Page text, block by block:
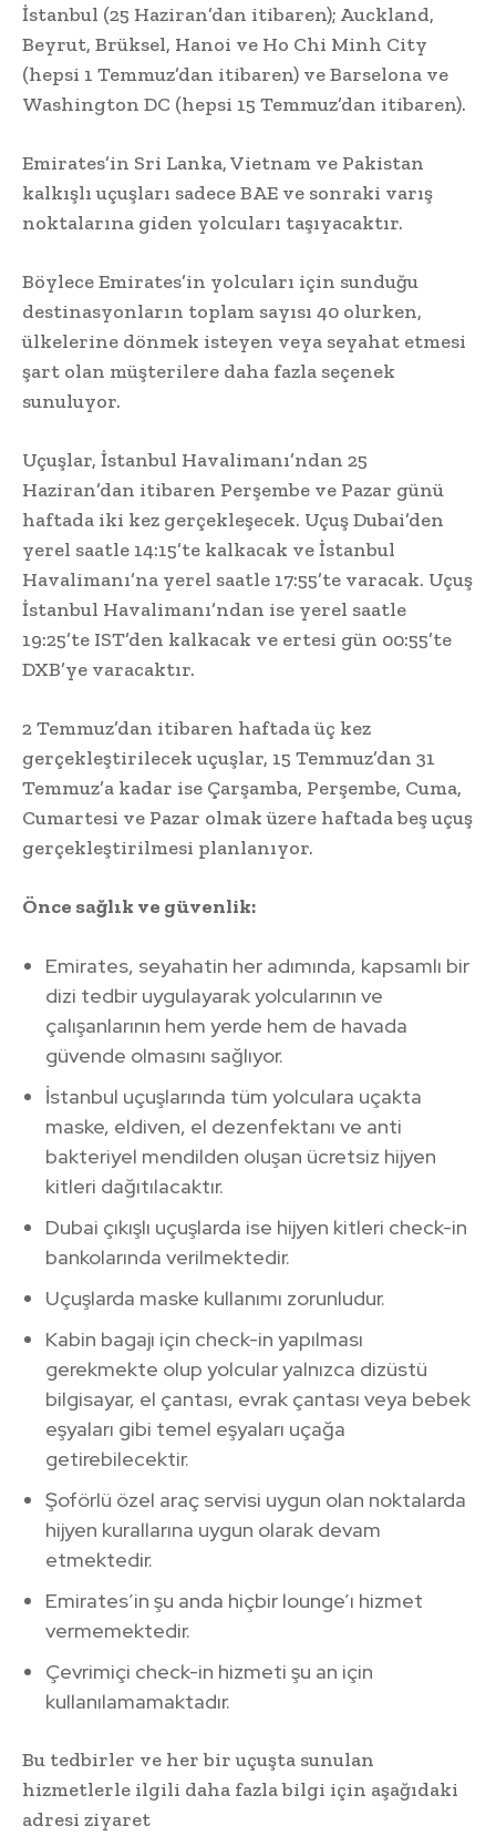
İstanbul (25 Haziran’dan itibaren); Auckland,
Beyrut, Brüksel, Hanoi ve Ho Chi Minh City
(hepsi 1 Temmuz’dan itibaren) ve Barselona ve
Washington DC (hepsi 15 Temmuz’dan itibaren).
Emirates’in Sri Lanka, Vietnam ve Pakistan
kalkışlı uçuşları sadece BAE ve sonraki varış
noktalarına giden yolcuları taşıyacaktır.
Böylece Emirates’in yolcuları için sunduğu
destinasyonların toplam sayısı 40 olurken,
ülkelerine dönmek isteyen veya seyahat etmesi
şart olan müşterilere daha fazla seçenek
sunuluyor.
Uçuşlar, İstanbul Havalimanı’ndan 25
Haziran’dan itibaren Perşembe ve Pazar günü
haftada iki kez gerçekleşecek. Uçuş Dubai’den
yerel saatle 14:15’te kalkacak ve İstanbul
Havalimanı’na yerel saatle 17:55’te varacak. Uçuş
İstanbul Havalimanı’ndan ise yerel saatle
19:25’te IST’den kalkacak ve ertesi gün 00:55’te
DXB’ye varacaktır.
2 Temmuz’dan itibaren haftada üç kez
gerçekleştirilecek uçuşlar, 15 Temmuz’dan 31
Temmuz’a kadar ise Çarşamba, Perşembe, Cuma,
Cumartesi ve Pazar olmak üzere haftada beş uçuş
gerçekleştirilmesi planlanıyor.
Önce sağlık ve güvenlik:
Emirates, seyahatin her adımında, kapsamlı bir
dizi tedbir uygulayarak yolcularının ve
çalışanlarının hem yerde hem de havada
güvende olmasını sağlıyor.
İstanbul uçuşlarında tüm yolculara uçakta
maske, eldiven, el dezenfektanı ve anti
bakteriyel mendilden oluşan ücretsiz hijyen
kitleri dağıtılacaktır.
Dubai çıkışlı uçuşlarda ise hijyen kitleri check-in
bankolarında verilmektedir.
Uçuşlarda maske kullanımı zorunludur.
Kabin bagajı için check-in yapılması
gerekmekte olup yolcular yalnızca dizüstü
bilgisayar, el çantası, evrak çantası veya bebek
eşyaları gibi temel eşyaları uçağa
getirebilecektir.
Şoförlü özel araç servisi uygun olan noktalarda
hijyen kurallarına uygun olarak devam
etmektedir.
Emirates’in şu anda hiçbir lounge’ı hizmet
vermemektedir.
Çevrimiçi check-in hizmeti şu an için
kullanılamamaktadır.
Bu tedbirler ve her bir uçuşta sunulan
hizmetlerle ilgili daha fazla bilgi için aşağıdaki
adresi ziyaret